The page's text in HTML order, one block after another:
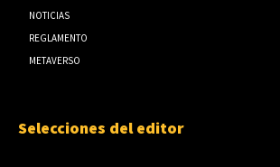
NOTICIAS
REGLAMENTO
METAVERSO
Selecciones del editor